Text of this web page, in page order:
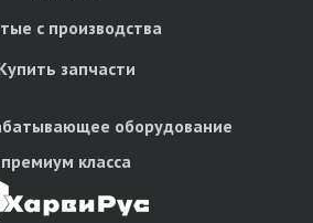
с производства
запчасти
оборудование
премиум класса